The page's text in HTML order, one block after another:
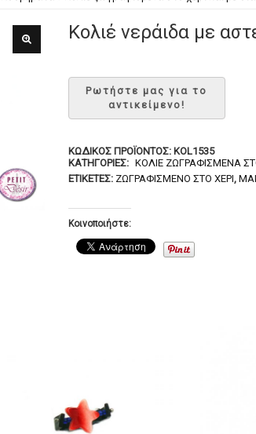
Κολιέ νεράιδα με
ΚΩΔΙΚΌΣ ΠΡΟΪΌΝΤΟΣ: KOL1535
ΚΑΤΗΓΟΡΊΕΣ: ΚΟΛΙΈ ΖΩΓΡΑΦΙΣΜΈΝΑ
ΕΤΙΚΈΤΕΣ: ΖΩΓΡΑΦΙΣΜΈΝΟ ΣΤΟ ΧΈΡΙ,
Κοινοποιήστε: